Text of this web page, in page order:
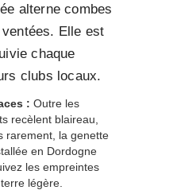
alterne combes
Elle est
chaque
clubs locaux.
: Outre les
recèlent blaireau,
rarement, la genette
en Dordogne
les empreintes
légère.